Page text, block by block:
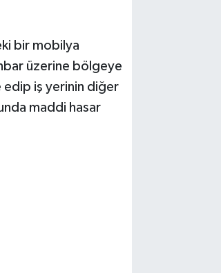
bir mobilya
üzerine bölgeye
edip iş yerinin diğer
maddi hasar